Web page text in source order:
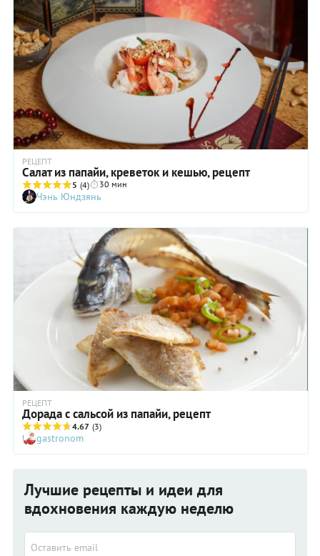
РЕЦЕПТ
Салат из папайи, креветок и кешью, рецепт
5 (4) 30 мин
Чэнь Юндзянь
РЕЦЕПТ
Дорада с сальсой из папайи, рецепт
4.67 (3)
gastronom
Лучшие рецепты и идеи для
вдохновения каждую неделю